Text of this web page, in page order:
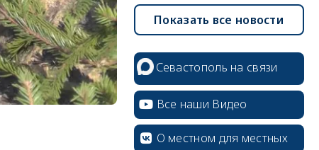
Показать все новости
Севастополь на связи
Все наши Видео
О местном для местных